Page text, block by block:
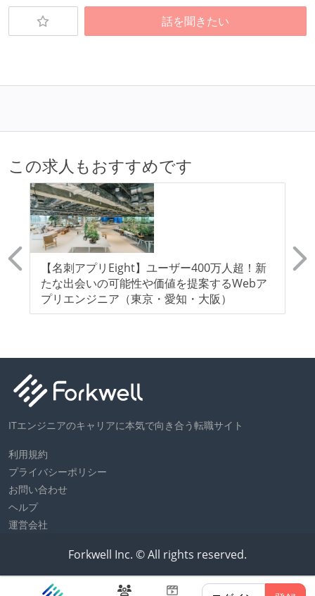
全てのコードをバージョン管理ツールで管理している
各メンバーが実装したコードのマージは Pull Request
ビルド、自動デプロイ環境が整備されている
Code）の環境が整備されている
オープンな情報共有
KPI などチームの目標・実績値について、メンバーの
誰もがいつでも閲覧可能になっている
ドキュメントの整備やペアプロ、モブワークなど、ナ
レッジの共有を積極的に行っている（属人性を減らす
取り組みをしている）
労働環境の自由度
外国籍の開発メンバーがいる
開発メンバーの新卒採用を実施している
待遇・福利厚生
入社時には、各自希望のスペックの PC やディスプレ
イが支給される
職業安定法に対応する記載事項
受動喫煙防止措置：屋内禁煙
話を聞きたい
この求人もおすすめです
【名刺アプリEight】ユーザー400万人超！新
たな出会いの可能性や価値を提案するWebア
プリエンジニア（東京・愛知・大阪）
ITエンジニアのキャリアに本気で向き合う転職サイト
利用規約
プライバシーポリシー
お問い合わせ
ヘルプ
運営会社
Forkwell Inc. © All rights reserved.